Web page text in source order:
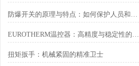
防爆开关的原理与特点：如何保护人员和设备安全
EUROTHERM温控器：高精度与稳定性的工业解决方案
扭矩扳手：机械紧固的精准卫士